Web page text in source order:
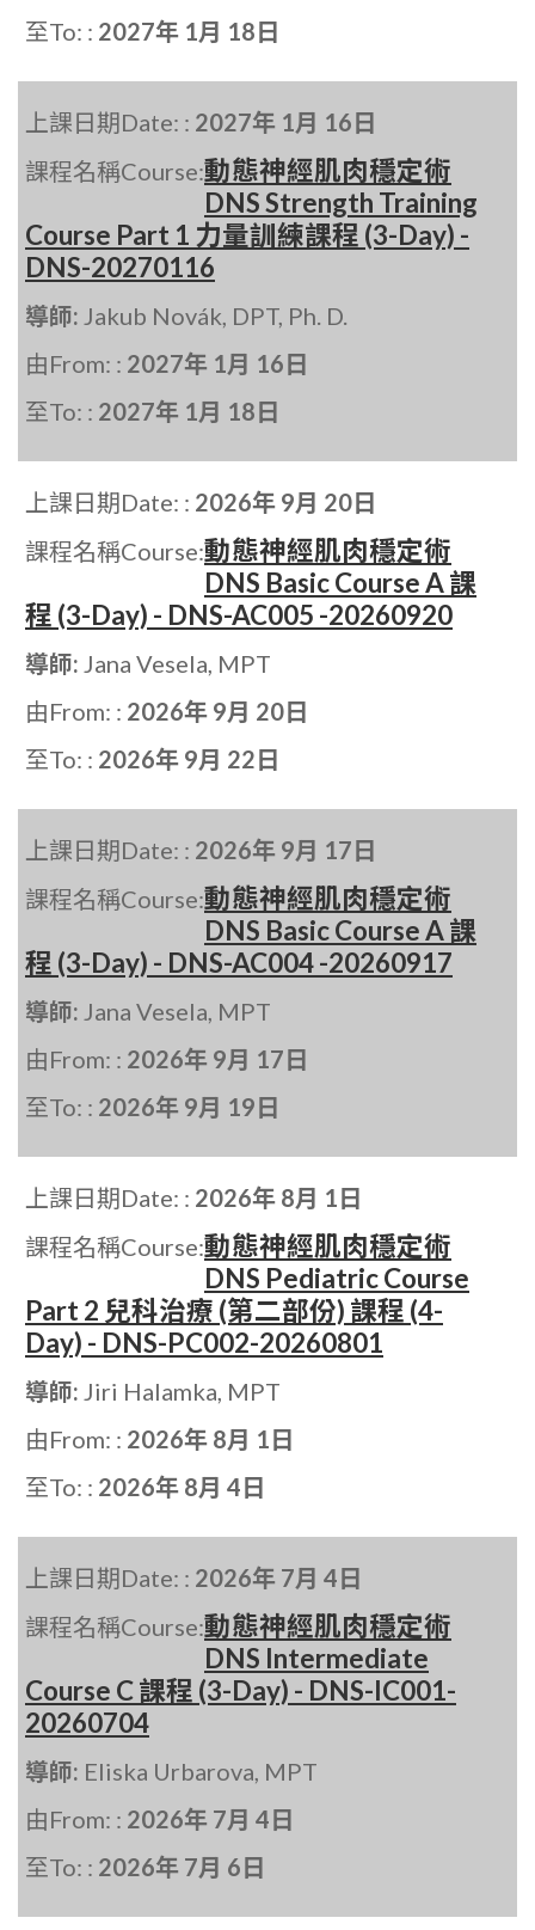
至To: : 2027年 1月 18日
上課日期Date: : 2027年 1月 16日
課程名稱Course:動態神經肌肉穩定術
DNS Strength Training
Course Part 1 力量訓練課程 (3-Day) -
DNS-20270116
導師: Jakub Novák, DPT, Ph. D.
由From: : 2027年 1月 16日
至To: : 2027年 1月 18日
上課日期Date: : 2026年 9月 20日
課程名稱Course:動態神經肌肉穩定術
DNS Basic Course A 課
程 (3-Day) - DNS-AC005 -20260920
導師: Jana Vesela, MPT
由From: : 2026年 9月 20日
至To: : 2026年 9月 22日
上課日期Date: : 2026年 9月 17日
課程名稱Course:動態神經肌肉穩定術
DNS Basic Course A 課
程 (3-Day) - DNS-AC004 -20260917
導師: Jana Vesela, MPT
由From: : 2026年 9月 17日
至To: : 2026年 9月 19日
上課日期Date: : 2026年 8月 1日
課程名稱Course:動態神經肌肉穩定術
DNS Pediatric Course
Part 2 兒科治療 (第二部份) 課程 (4-
Day) - DNS-PC002-20260801
導師: Jiri Halamka, MPT
由From: : 2026年 8月 1日
至To: : 2026年 8月 4日
上課日期Date: : 2026年 7月 4日
課程名稱Course:動態神經肌肉穩定術
DNS Intermediate
Course C 課程 (3-Day) - DNS-IC001-
20260704
導師: Eliska Urbarova, MPT
由From: : 2026年 7月 4日
至To: : 2026年 7月 6日